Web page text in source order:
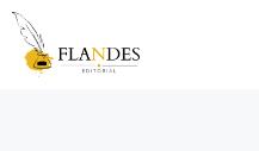
Saltar
contenido